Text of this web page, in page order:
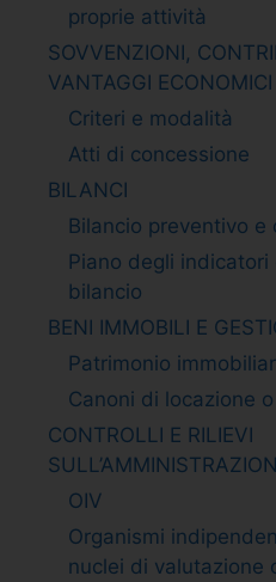
proprie attività
SOVVENZIONI,
VANTAGGI ECONOMICI
Criteri e modalità
Atti di concessione
BILANCI
Bilancio preventivo e
Piano degli
bilancio
BENI IMMOBILI E
Patrimonio
Canoni di locazione
CONTROLLI E RILIEVI
OIV
Organismi
nuclei di valutazione